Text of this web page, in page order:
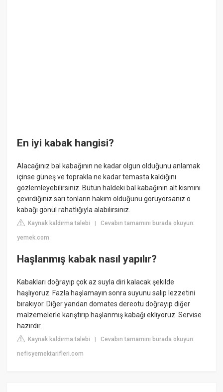
En iyi kabak hangisi?
Alacağınız bal kabağının ne kadar olgun olduğunu anlamak
içinse güneş ve toprakla ne kadar temasta kaldığını
gözlemleyebilirsiniz. Bütün haldeki bal kabağının alt kısmını
çevirdiğiniz sarı tonların hakim olduğunu görüyorsanız o
kabağı gönül rahatlığıyla alabilirsiniz.
Kaynak kaldırma talebi |Cevabın tamamını burada okuyun:
yemek.com
Haşlanmış kabak nasıl yapılır?
Kabakları doğrayıp çok az suyla diri kalacak şekilde
haşlıyoruz. Fazla haşlamayın sonra suyunu salıp lezzetini
bırakıyor. Diğer yandan domates dereotu doğrayıp diğer
malzemelerle karıştırıp haşlanmış kabağı ekliyoruz. Servise
hazırdır.
Kaynak kaldırma talebi |Cevabın tamamını burada okuyun:
nefisyemektarifleri.com